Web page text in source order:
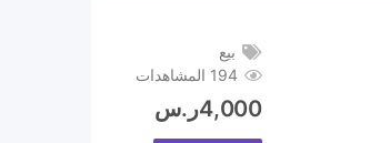
بيع
194 المشاهدات
4,000ر.س